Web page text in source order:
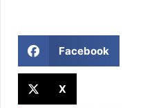
Facebook
X